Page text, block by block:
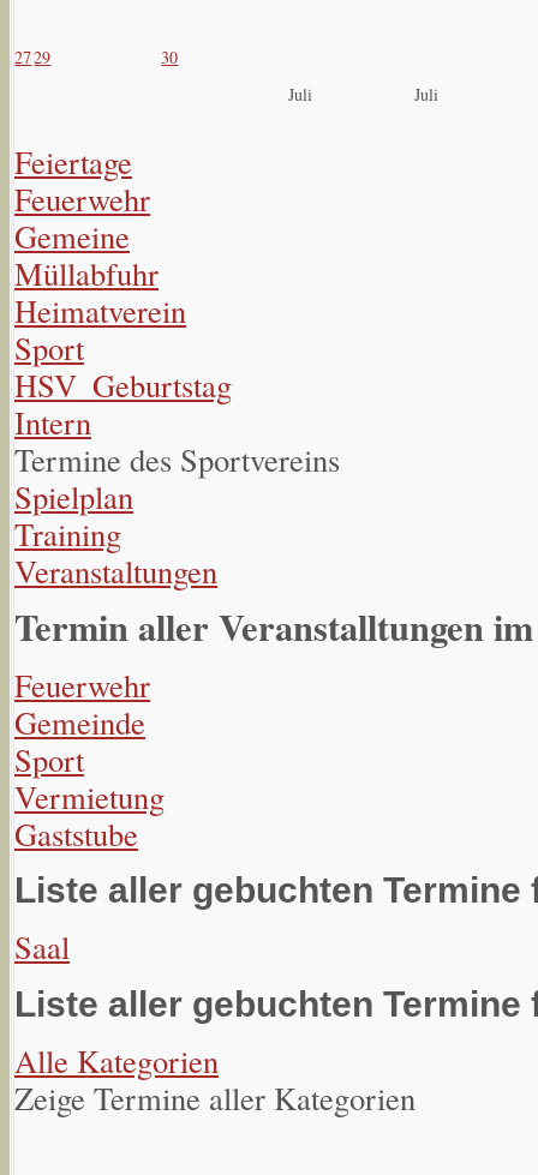
2729
30
Juli
Juli
Feiertage
Feuerwehr
Gemeine
Müllabfuhr
Heimatverein
Sport
HSV_Geburtstag
Intern
Termine des Sportvereins
Spielplan
Training
Veranstaltungen
Termin aller Veranstalltungen
Feuerwehr
Gemeinde
Sport
Vermietung
Gaststube
Liste aller gebuchten
Saal
Liste aller gebuchten Termine
Alle Kategorien
Zeige Termine aller Kategorien